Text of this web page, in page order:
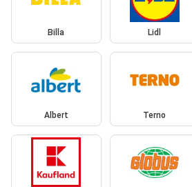
Billa Lidl
Albert Terno